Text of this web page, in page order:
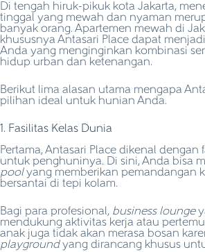
Di tengah hiruk-pikuk kota Jakarta,
tinggal yang mewah dan nyaman
banyak orang. Apartemen mewah di
khususnya Antasari Place dapat
Anda yang menginginkan kombinasi
hidup urban dan ketenangan.
Berikut lima alasan utama mengapa
pilihan ideal untuk hunian Anda.
1. Fasilitas Kelas Dunia
Pertama, Antasari Place dikenal dengan
untuk penghuninya. Di sini, Anda bisa
poolyang memberikan pemandangan
bersantai di tepi kolam.
Bagi para profesional, business lounge
mendukung aktivitas kerja atau
anak juga tidak akan merasa bosan
playgroundyang dirancang khusus